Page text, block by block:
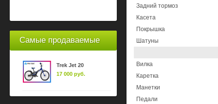
Самые продаваемые
Trek Jet 20
17 000 руб.
Задний тормоз
Касета
Покрышка
Шатуны
Вилка
Каретка
Манетки
Педали